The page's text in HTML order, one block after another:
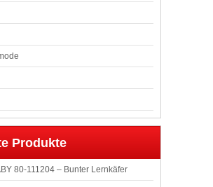
Produkte
80-111204 – Bunter Lernkäfer